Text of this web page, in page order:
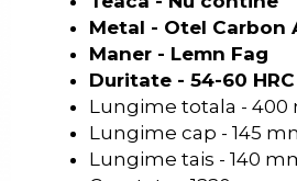
Metal - Otel Carbon
Maner - Lemn Fag
Duritate - 54-60 HRC
Lungime totala - 400
Lungime cap - 145
Lungime tais - 140